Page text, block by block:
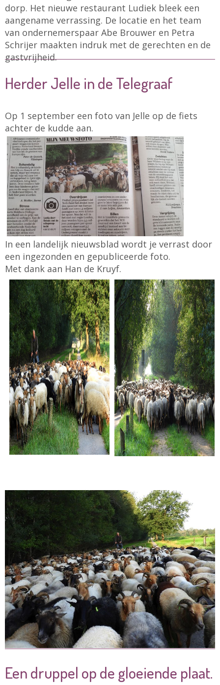
dorp. Het nieuwe restaurant Ludiek bleek een
aangename verrassing. De locatie en het team
van ondernemerspaar Abe Brouwer en Petra
Schrijer maakten indruk met de gerechten en de
gastvrijheid.
Herder Jelle in de Telegraaf
Op 1 september een foto van Jelle op de fiets
achter de kudde aan.
In een landelijk nieuwsblad wordt je verrast door
een ingezonden en gepubliceerde foto.
Met dank aan Han de Kruyf.
Een druppel op de gloeiende plaat.